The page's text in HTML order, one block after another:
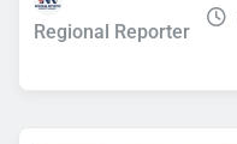
Regional Reporter